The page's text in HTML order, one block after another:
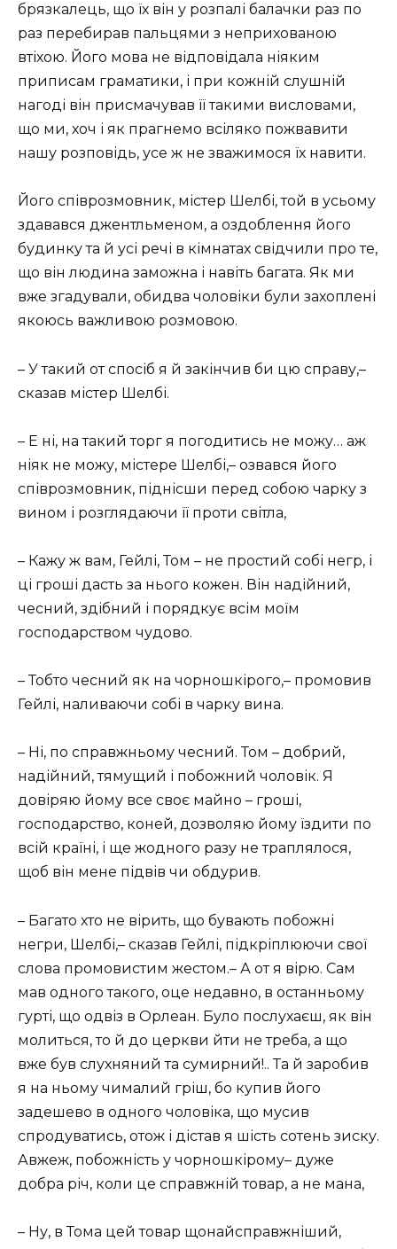
брязкалець, що їх він у розпалі балачки раз по
раз перебирав пальцями з неприхованою
втіхою. Його мова не відповідала ніяким
приписам граматики, і при кожній слушній
нагоді він присмачував її такими висловами,
що ми, хоч і як прагнемо всіляко пожвавити
нашу розповідь, усе ж не зважимося їх навити.
Його співрозмовник, містер Шелбі, той в усьому
здавався джентльменом, а оздоблення його
будинку та й усі речі в кімнатах свідчили про те,
що він людина заможна і навіть багата. Як ми
вже згадували, обидва чоловіки були захоплені
якоюсь важливою розмовою.
– У такий от спосіб я й закінчив би цю справу,–
сказав містер Шелбі.
– Е ні, на такий торг я погодитись не можу… аж
ніяк не можу, містере Шелбі,– озвався його
співрозмовник, піднісши перед собою чарку з
вином і розглядаючи її проти світла,
– Кажу ж вам, Гейлі, Том – не простий собі негр, і
ці гроші дасть за нього кожен. Він надійний,
чесний, здібний і порядкує всім моїм
господарством чудово.
– Тобто чесний як на чорношкірого,– промовив
Гейлі, наливаючи собі в чарку вина.
– Ні, по справжньому чесний. Том – добрий,
надійний, тямущий і побожний чоловік. Я
довіряю йому все своє майно – гроші,
господарство, коней, дозволяю йому їздити по
всій країні, і ще жодного разу не траплялося,
щоб він мене підвів чи обдурив.
– Багато хто не вірить, що бувають побожні
негри, Шелбі,– сказав Гейлі, підкріплюючи свої
слова промовистим жестом.– А от я вірю. Сам
мав одного такого, оце недавно, в останньому
гурті, що одвіз в Орлеан. Було послухаєш, як він
молиться, то й до церкви йти не треба, а що
вже був слухняний та сумирний!.. Та й заробив
я на ньому чималий гріш, бо купив його
задешево в одного чоловіка, що мусив
спродуватись, отож і дістав я шість сотень зиску.
Авжеж, побожність у чорношкірому– дуже
добра річ, коли це справжній товар, а не мана,
– Ну, в Тома цей товар щонайсправжніший,